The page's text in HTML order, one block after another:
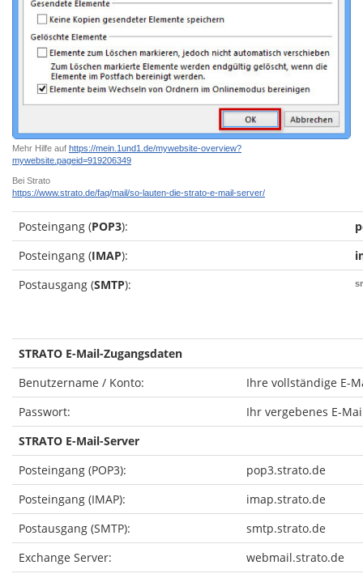
Mehr Hilfe auf https://mein.1und1.de/mywebsite-overview?
mywebsite.pageid=919206349
Bei Strato
https://www.strato.de/faq/mail/so-lauten-die-strato-e-mail-server/
Posteingang (POP3):
Posteingang (IMAP):
Postausgang (SMTP):
STRATO E-Mail-Zugangsdaten
Benutzername / Konto:
Ihre vollständige E-
Passwort:
Ihr vergebenes E-
STRATO E-Mail-Server
Posteingang (POP3):
pop3.strato.de
Posteingang (IMAP):
imap.strato.de
Postausgang (SMTP):
smtp.strato.de
Exchange Server:
webmail.strato.de